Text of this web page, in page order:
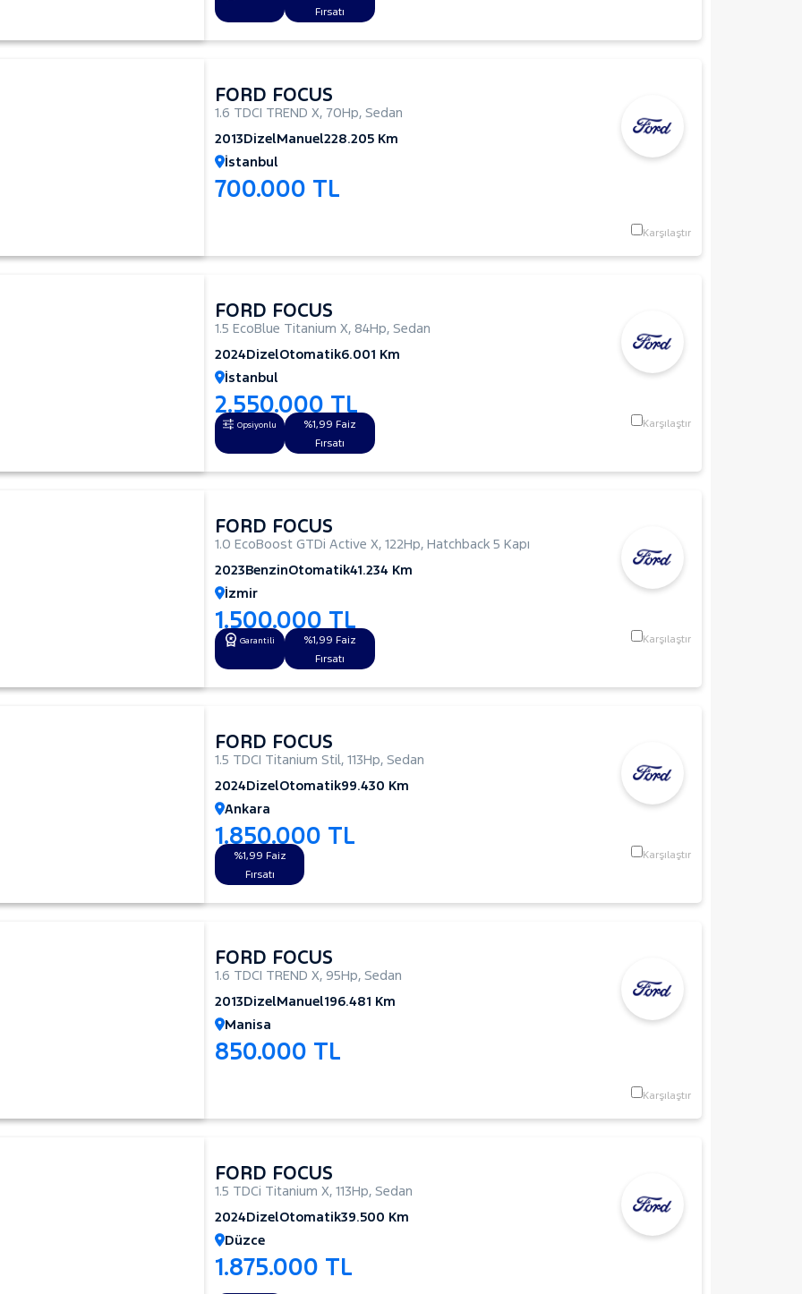
Fırsatı
FORD FOCUS
1.6 TDCI TREND X, 70Hp, Sedan
2013DizelManuel228.205 Km
İstanbul
700.000 TL
Karşılaştır
FORD FOCUS
1.5 EcoBlue Titanium X, 84Hp, Sedan
2024DizelOtomatik6.001 Km
İstanbul
2.550.000 TL
Opsiyonlu
%1,99 Faiz
Fırsatı
Karşılaştır
FORD FOCUS
1.0 EcoBoost GTDi Active X, 122Hp, Hatchback 5 Kapı
2023BenzinOtomatik41.234 Km
İzmir
1.500.000 TL
Garantili
%1,99 Faiz
Fırsatı
Karşılaştır
FORD FOCUS
1.5 TDCI Titanium Stil, 113Hp, Sedan
2024DizelOtomatik99.430 Km
Ankara
1.850.000 TL
%1,99 Faiz
Fırsatı
Karşılaştır
FORD FOCUS
1.6 TDCI TREND X, 95Hp, Sedan
2013DizelManuel196.481 Km
Manisa
850.000 TL
Karşılaştır
FORD FOCUS
1.5 TDCi Titanium X, 113Hp, Sedan
2024DizelOtomatik39.500 Km
Düzce
1.875.000 TL